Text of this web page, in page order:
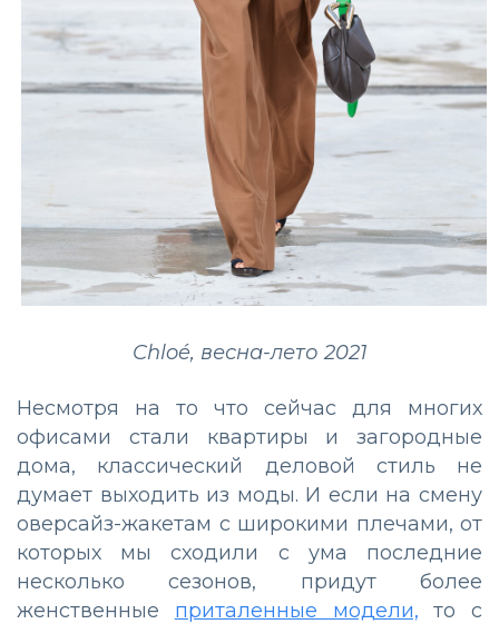
Chloé, весна-лето 2021
Несмотря на то что сейчас для многих
офисами стали квартиры и загородные
дома, классический деловой стиль не
думает выходить из моды. И если на смену
оверсайз-жакетам с широкими плечами, от
которых мы сходили с ума последние
несколько сезонов, придут более
женственные приталенные модели, то с